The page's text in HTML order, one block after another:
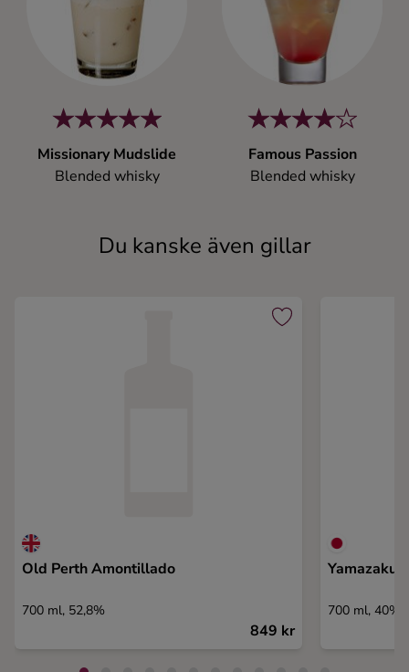
Missionary Mudslide
Blended whisky
Famous Passion
Blended whisky
Du kanske även gillar
Old Perth Amontillado
700 ml, 52,8%
849 kr
700 ml, 40%